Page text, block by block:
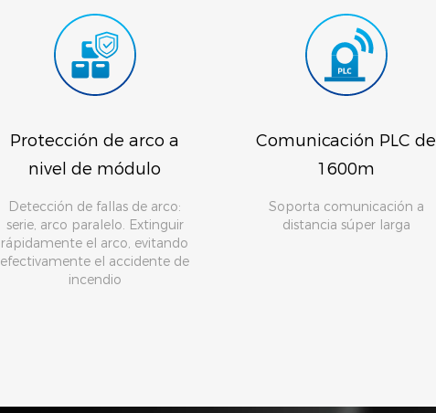
Protección de arco a
nivel de módulo
Detección de fallas de arco:
serie, arco paralelo. Extinguir
rápidamente el arco, evitando
efectivamente el accidente de
incendio
Comunicación PLC de
1600m
Soporta comunicación a
distancia súper larga